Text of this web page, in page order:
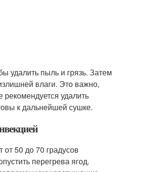
удалить пыль и грязь. Затем
влаги. Это важно,
удалить
к дальнейшей сушке.
50 до 70 градусов
перегрева ягод.